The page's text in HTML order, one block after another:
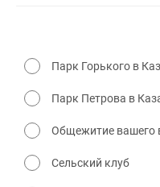
Парк Горького в
Парк Петрова в
Общежитие вашего
Сельский клуб